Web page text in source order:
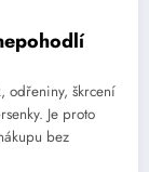
odřeniny, škrcení
Je proto
bez